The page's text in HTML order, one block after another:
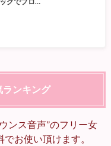
ランキング
ンス音声”のフリー女
お使い頂けます。